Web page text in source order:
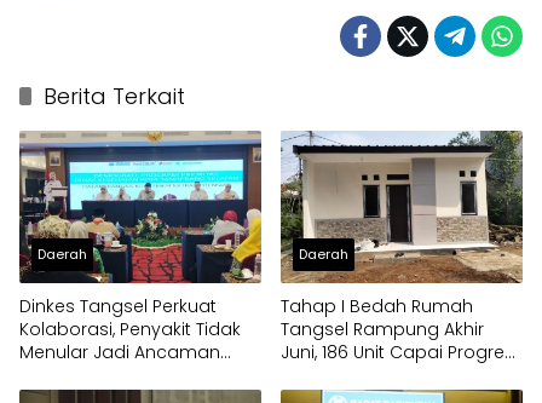
Berita Terkait
Daerah
Dinkes Tangsel Perkuat
Kolaborasi, Penyakit Tidak
Menular Jadi Ancaman
Daerah
Tahap I Bedah Rumah
Tangsel Rampung Akhir
Juni, 186 Unit Capai Progres